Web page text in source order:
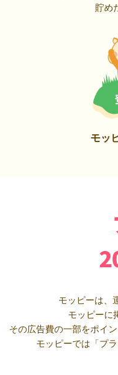
貯め
モッ
モッピーは、
モッピーに
その広告費の一部をポイ
モッピーでは「プ